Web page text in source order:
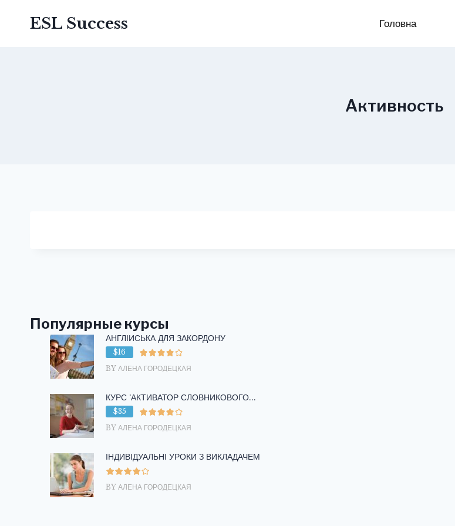
ESL Success Головна
Активность
Популярные курсы
АНГЛІЙСЬКА ДЛЯ ЗАКОРДОНУ
$16
BY АЛЕНА ГОРОДЕЦКАЯ
КУРС ‘АКТИВАТОР СЛОВНИКОВОГО...
$35
BY АЛЕНА ГОРОДЕЦКАЯ
ІНДИВІДУАЛЬНІ УРОКИ З ВИКЛАДАЧЕМ
BY АЛЕНА ГОРОДЕЦКАЯ